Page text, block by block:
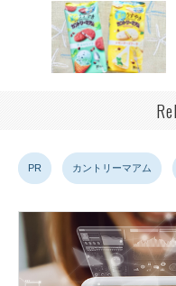
PR カントリーマアム